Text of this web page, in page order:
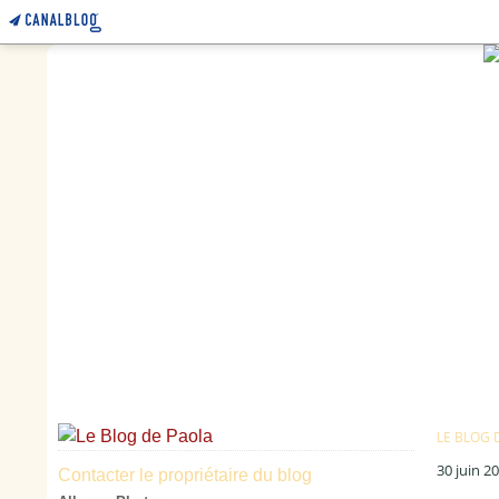
Contacter le propriétaire du blog
LE BLOG
30 juin